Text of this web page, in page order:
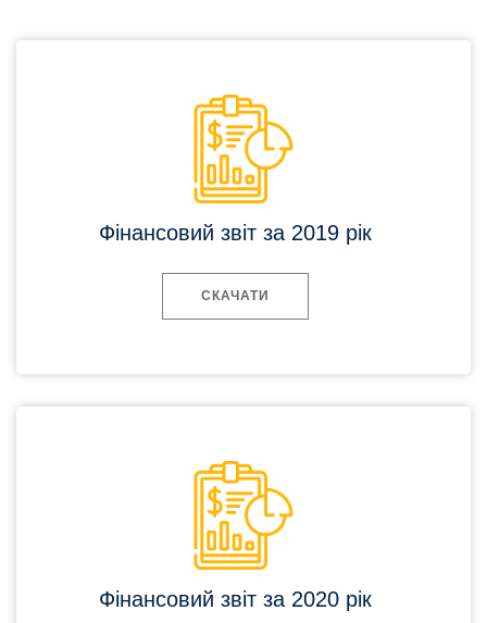
Фінансовий звіт за 2019 рік
СКАЧАТИ
Фінансовий звіт за 2020 рік